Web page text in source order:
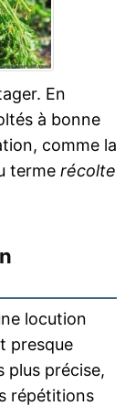
En
à bonne
comme la
terme récolte
locution
presque
plus précise,
répétitions